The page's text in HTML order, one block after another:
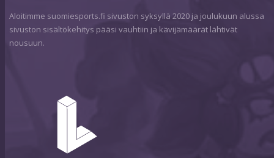
Aloitimme suomiesports.fi sivuston syksyllä 2020 ja joulukuun alussa
sivuston sisältökehitys pääsi vauhtiin ja kävijämäärät lähtivät
nousuun.